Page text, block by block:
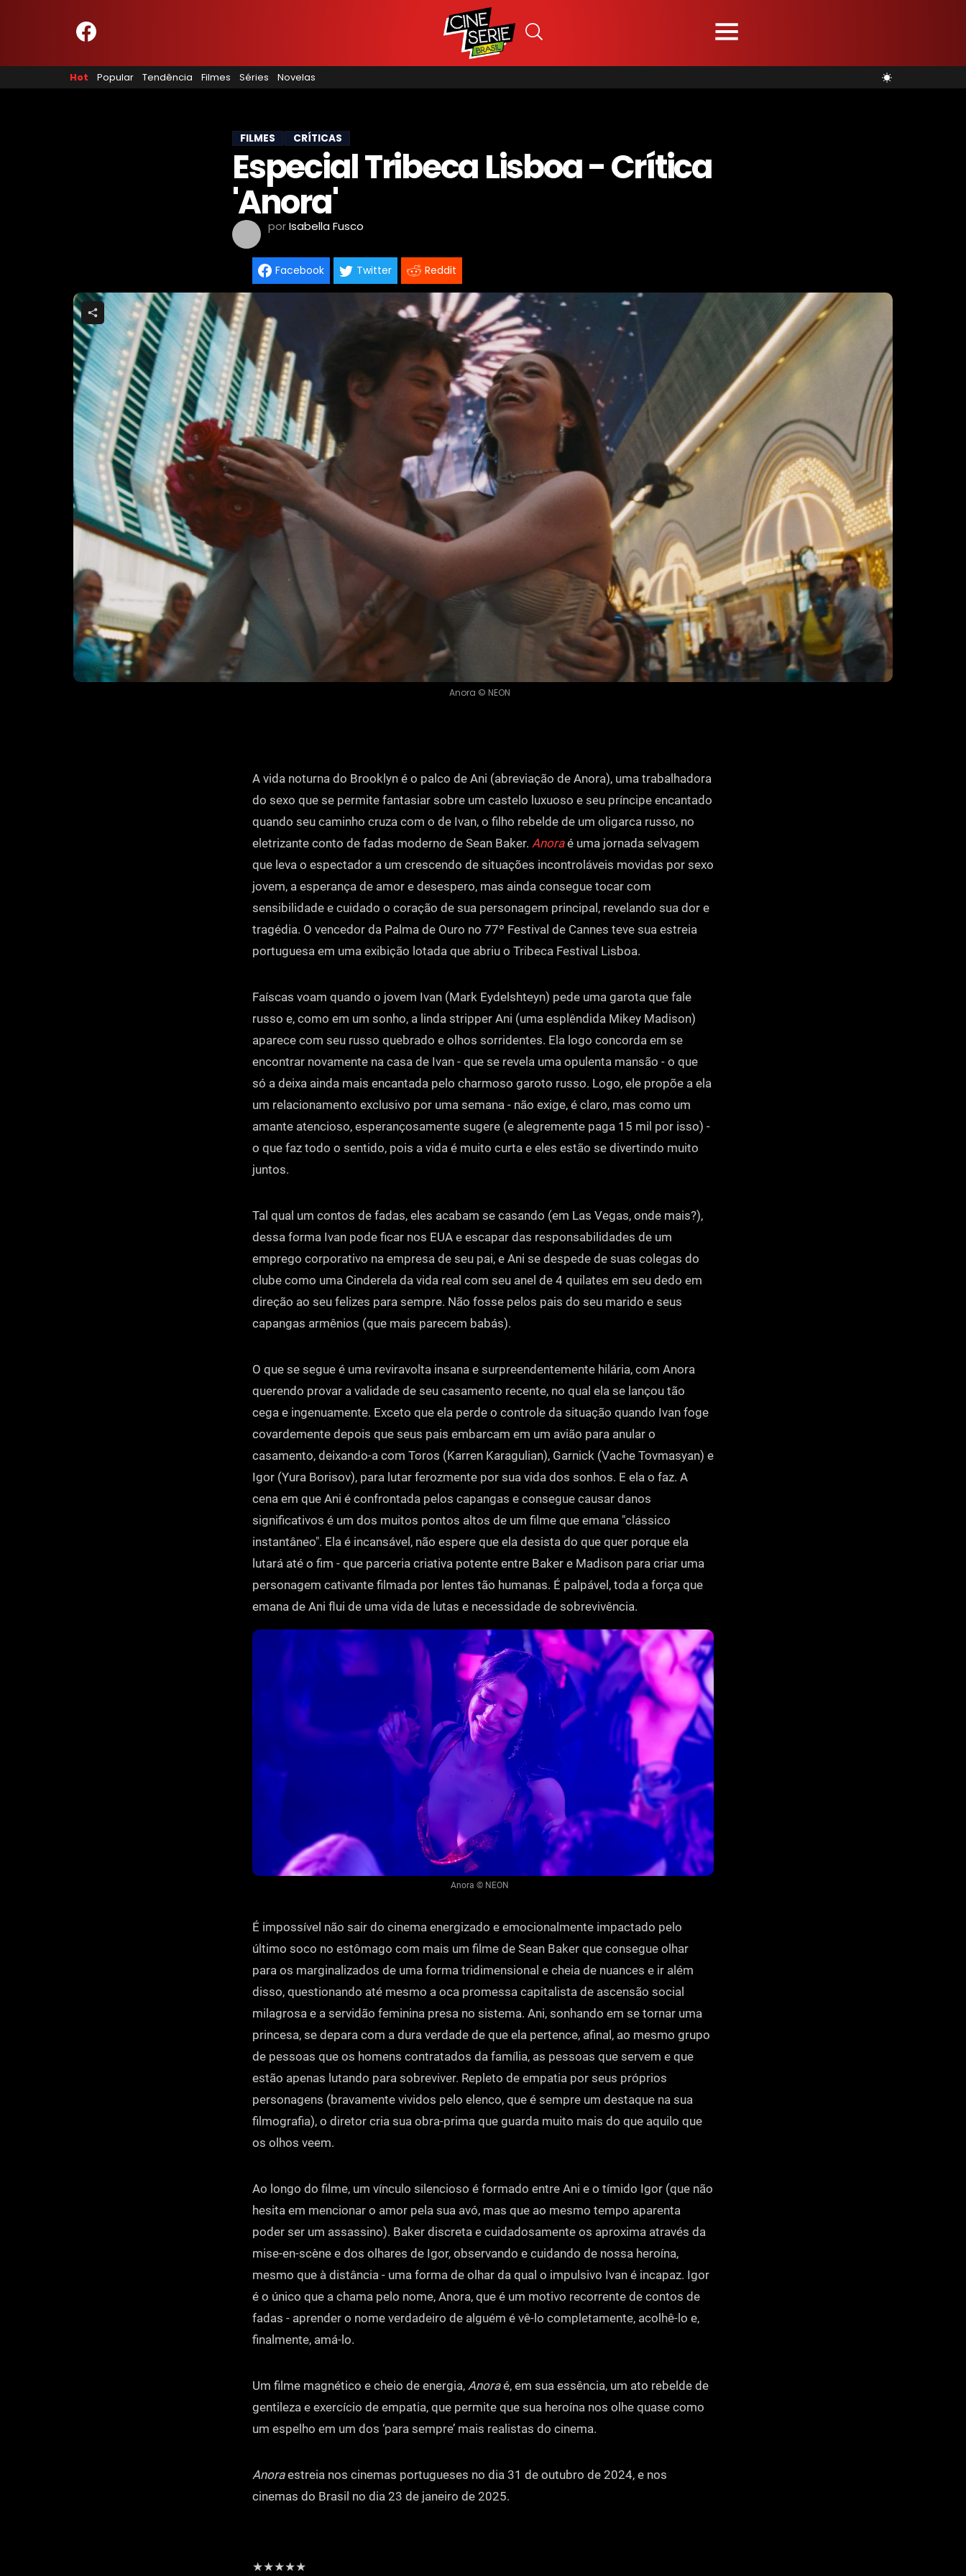
Hot Popular Tendência Filmes Séries Novelas
NOSSA EQUIPE
PRINCÍPIOS EDITORIAIS
FILMES CRÍTICAS
Especial Tribeca Lisboa - Crítica
'Anora'
porIsabella Fusco
Facebook Twitter Reddit
Anora © NEON
A vida noturna do Brooklyn é o palco de Ani (abreviação de Anora), uma trabalhadora
do sexo que se permite fantasiar sobre um castelo luxuoso e seu príncipe encantado
quando seu caminho cruza com o de Ivan, o filho rebelde de um oligarca russo, no
eletrizante conto de fadas moderno de Sean Baker. Anoraé uma jornada selvagem
que leva o espectador a um crescendo de situações incontroláveis ​​movidas por sexo
jovem, a esperança de amor e desespero, mas ainda consegue tocar com
sensibilidade e cuidado o coração de sua personagem principal, revelando sua dor e
tragédia. O vencedor da Palma de Ouro no 77º Festival de Cannes teve sua estreia
portuguesa em uma exibição lotada que abriu o Tribeca Festival Lisboa.
Faíscas voam quando o jovem Ivan (Mark Eydelshteyn) pede uma garota que fale
russo e, como em um sonho, a linda stripper Ani (uma esplêndida Mikey Madison)
aparece com seu russo quebrado e olhos sorridentes. Ela logo concorda em se
encontrar novamente na casa de Ivan - que se revela uma opulenta mansão - o que
só a deixa ainda mais encantada pelo charmoso garoto russo. Logo, ele propõe a ela
um relacionamento exclusivo por uma semana - não exige, é claro, mas como um
amante atencioso, esperançosamente sugere (e alegremente paga 15 mil por isso) -
o que faz todo o sentido, pois a vida é muito curta e eles estão se divertindo muito
juntos.
Tal qual um contos de fadas, eles acabam se casando (em Las Vegas, onde mais?),
dessa forma Ivan pode ficar nos EUA e escapar das responsabilidades de um
emprego corporativo na empresa de seu pai, e Ani se despede de suas colegas do
clube como uma Cinderela da vida real com seu anel de 4 quilates em seu dedo em
direção ao seu felizes para sempre. Não fosse pelos pais do seu marido e seus
capangas armênios (que mais parecem babás).
O que se segue é uma reviravolta insana e surpreendentemente hilária, com Anora
querendo provar a validade de seu casamento recente, no qual ela se lançou tão
cega e ingenuamente. Exceto que ela perde o controle da situação quando Ivan foge
covardemente depois que seus pais embarcam em um avião para anular o
casamento, deixando-a com Toros (Karren Karagulian), Garnick (Vache Tovmasyan) e
Igor (Yura Borisov), para lutar ferozmente por sua vida dos sonhos. E ela o faz. A
cena em que Ani é confrontada pelos capangas e consegue causar danos
significativos é um dos muitos pontos altos de um filme que emana "clássico
instantâneo". Ela é incansável, não espere que ela desista do que quer porque ela
lutará até o fim - que parceria criativa potente entre Baker e Madison para criar uma
personagem cativante filmada por lentes tão humanas. É palpável, toda a força que
emana de Ani flui de uma vida de lutas e necessidade de sobrevivência.
Anora © NEON
É impossível não sair do cinema energizado e emocionalmente impactado pelo
último soco no estômago com mais um filme de Sean Baker que consegue olhar
para os marginalizados de uma forma tridimensional e cheia de nuances e ir além
disso, questionando até mesmo a oca promessa capitalista de ascensão social
milagrosa e a servidão feminina presa no sistema. Ani, sonhando em se tornar uma
princesa, se depara com a dura verdade de que ela pertence, afinal, ao mesmo grupo
de pessoas que os homens contratados da família, as pessoas que servem e que
estão apenas lutando para sobreviver. Repleto de empatia por seus próprios
personagens (bravamente vividos pelo elenco, que é sempre um destaque na sua
filmografia), o diretor cria sua obra-prima que guarda muito mais do que aquilo que
os olhos veem.
Ao longo do filme, um vínculo silencioso é formado entre Ani e o tímido Igor (que não
hesita em mencionar o amor pela sua avó, mas que ao mesmo tempo aparenta
poder ser um assassino). Baker discreta e cuidadosamente os aproxima através da
mise-en-scène e dos olhares de Igor, observando e cuidando de nossa heroína,
mesmo que à distância - uma forma de olhar da qual o impulsivo Ivan é incapaz. Igor
é o único que a chama pelo nome, Anora, que é um motivo recorrente de contos de
fadas - aprender o nome verdadeiro de alguém é vê-lo completamente, acolhê-lo e,
finalmente, amá-lo.
Um filme magnético e cheio de energia, Anoraé, em sua essência, um ato rebelde de
gentileza e exercício de empatia, que permite que sua heroína nos olhe quase como
um espelho em um dos ‘para sempre’ mais realistas do cinema.
Anoraestreia nos cinemas portugueses no dia 31 de outubro de 2024, e nos
cinemas do Brasil no dia 23 de janeiro de 2025.
★★★★★